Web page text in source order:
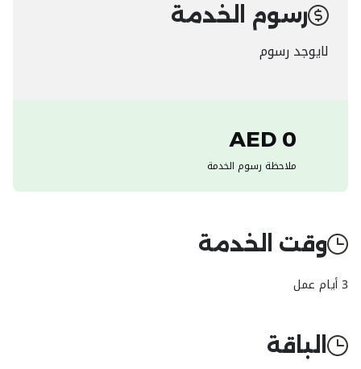
رسوم الخدمة
لايوجد رسوم
0 AED
ملاحظة رسوم الخدمة
وقت الخدمة
3 أيام عمل
الباقة